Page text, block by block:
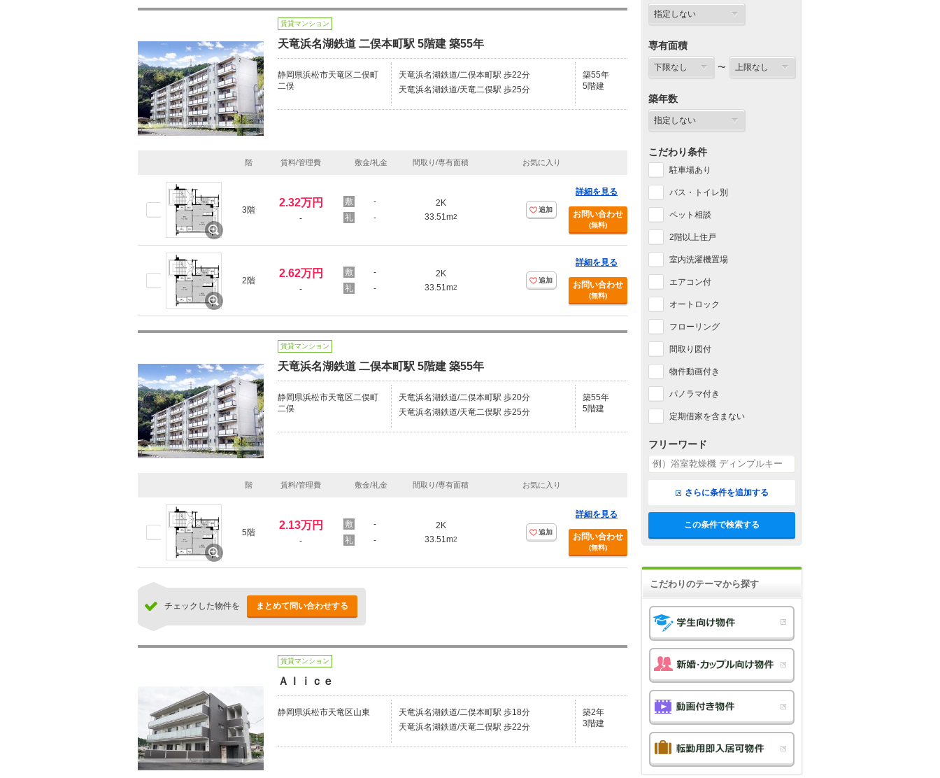
賃貸マンション
天竜浜名湖鉄道 二俣本町駅 5階建 築55年
静岡県浜松市天竜区二俣町
二俣
天竜浜名湖鉄道/二俣本町駅 歩22分
天竜浜名湖鉄道/天竜二俣駅 歩25分
築55年
5階建
階 賃料/管理費 敷金/礼金 間取り/専有面積 お気に入り
3階
2.32万円
-
-
-
2K
33.51m2
追加
詳細を見る
お問い合わせ
(無料)
2階
2.62万円
-
-
-
2K
33.51m2
追加
詳細を見る
お問い合わせ
(無料)
賃貸マンション
天竜浜名湖鉄道 二俣本町駅 5階建 築55年
静岡県浜松市天竜区二俣町
二俣
天竜浜名湖鉄道/二俣本町駅 歩20分
天竜浜名湖鉄道/天竜二俣駅 歩25分
築55年
5階建
階 賃料/管理費 敷金/礼金 間取り/専有面積 お気に入り
5階
2.13万円
-
-
-
2K
33.51m2
追加
詳細を見る
お問い合わせ
(無料)
チェックした物件を まとめて問い合わせする
賃貸マンション
Ａｌｉｃｅ
静岡県浜松市天竜区山東
天竜浜名湖鉄道/二俣本町駅 歩18分
天竜浜名湖鉄道/天竜二俣駅 歩22分
築2年
3階建
専有面積
〜
築年数
こだわり条件
駐車場あり
バス・トイレ別
ペット相談
2階以上住戸
室内洗濯機置場
エアコン付
オートロック
フローリング
間取り図付
物件動画付き
パノラマ付き
定期借家を含まない
フリーワード
さらに条件を追加する
この条件で検索する
こだわりのテーマから探す